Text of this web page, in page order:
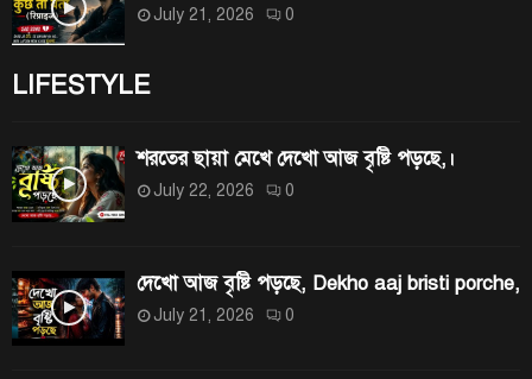
July 21, 2026 0
LIFESTYLE
শরতের ছায়া মেখে দেখো আজ বৃষ্টি পড়ছে,।
July 22, 2026 0
দেখো আজ বৃষ্টি পড়ছে, Dekho aaj bristi porche,
July 21, 2026 0